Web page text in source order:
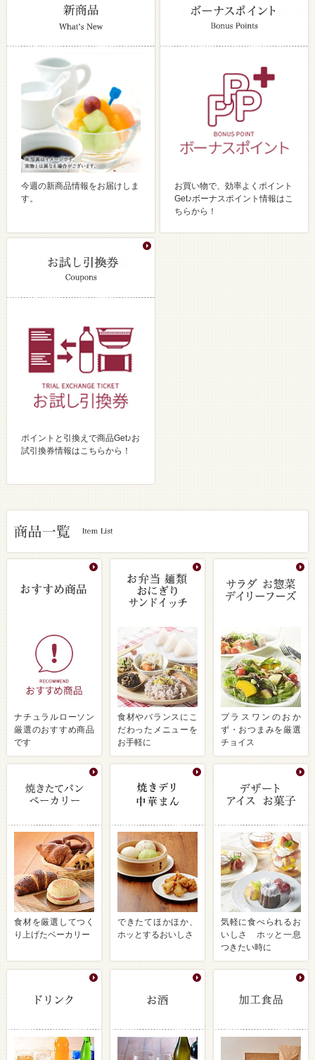
今週の新商品情報をお届けしま
す。
お買い物で、効率よくポイント
Get♪ボーナスポイント情報はこ
ちらから！
ポイントと引換えで商品Get♪お
試引換券情報はこちらから！
ナチュラルローソン
厳選のおすすめ商品
です
食材やバランスにこ
だわったメニューを
お手軽に
プラスワンのおか
ず・おつまみを厳選
チョイス
食材を厳選してつく
り上げたベーカリー
できたてほかほか、
ホッとするおいしさ
気軽に食べられるお
いしさ ホッと一息
つきたい時に